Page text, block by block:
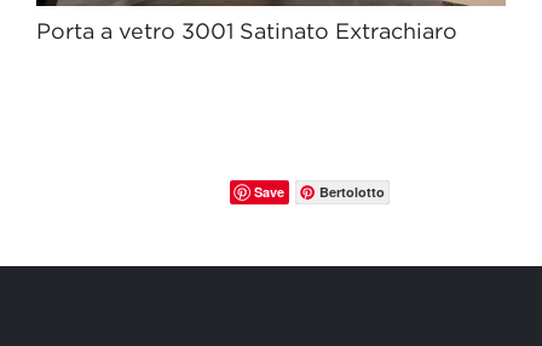
Porta a vetro 3001 Satinato Extrachiaro
Save Bertolotto